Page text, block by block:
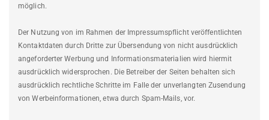
möglich.
Der Nutzung von im Rahmen der Impressumspflicht veröffentlichten
Kontaktdaten durch Dritte zur Übersendung von nicht ausdrücklich
angeforderter Werbung und Informationsmaterialien wird hiermit
ausdrücklich widersprochen. Die Betreiber der Seiten behalten sich
ausdrücklich rechtliche Schritte im Falle der unverlangten Zusendung
von Werbeinformationen, etwa durch Spam-Mails, vor.